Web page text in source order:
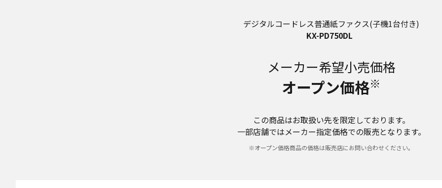
デジタルコードレス普通紙ファクス(子機1台付き)
KX-PD750DL
メーカー希望小売価格
オープン価格※
この商品はお取扱い先を限定しております。
一部店舗ではメーカー指定価格での販売となります。
※オープン価格商品の価格は販売店にお問い合わせください。